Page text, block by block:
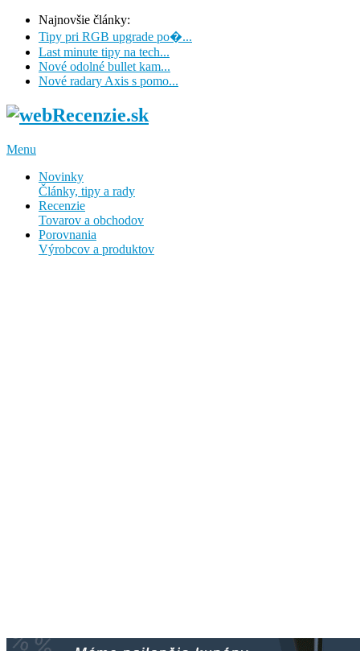
Najnovšie články:
Tipy pri RGB upgrade po�...
Last minute tipy na tech...
Nové odolné bullet kam...
Nové radary Axis s pomo...
Menu
Novinky
Články, tipy a rady
Recenzie
Tovarov a obchodov
Porovnania
Výrobcov a produktov